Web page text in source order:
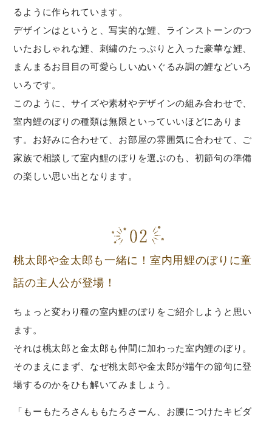
るように作られています。
デザインはというと、写実的な鯉、ラインストーンのつ
いたおしゃれな鯉、刺繍のたっぷりと入った豪華な鯉、
まんまるお目目の可愛らしいぬいぐるみ調の鯉などいろ
いろです。
このように、サイズや素材やデザインの組み合わせで、
室内鯉のぼりの種類は無限といっていいほどにありま
す。お好みに合わせて、お部屋の雰囲気に合わせて、ご
家族で相談して室内鯉のぼりを選ぶのも、初節句の準備
の楽しい思い出となります。
桃太郎や金太郎も一緒に！室内用鯉のぼりに童
話の主人公が登場！
ちょっと変わり種の室内鯉のぼりをご紹介しようと思い
ます。
それは桃太郎と金太郎も仲間に加わった室内鯉のぼり。
そのまえにまず、なぜ桃太郎や金太郎が端午の節句に登
場するのかをひも解いてみましょう。
「もーもたろさんももたろさーん、お腰につけたキビダ